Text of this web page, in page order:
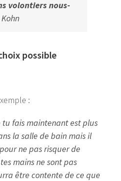
volontiers nous-
possible
:
tu fais maintenant est plus
la salle de bain mais il
ne pas risquer de
mains ne sont pas
être contente de ce que